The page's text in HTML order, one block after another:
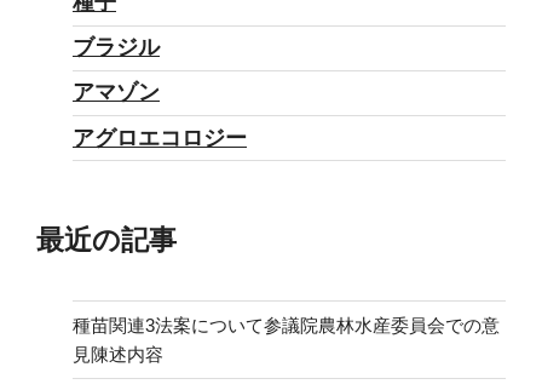
ブラジル
アマゾン
アグロエコロジー
最近の記事
種苗関連3法案について参議院農林水産委員会での意
見陳述内容